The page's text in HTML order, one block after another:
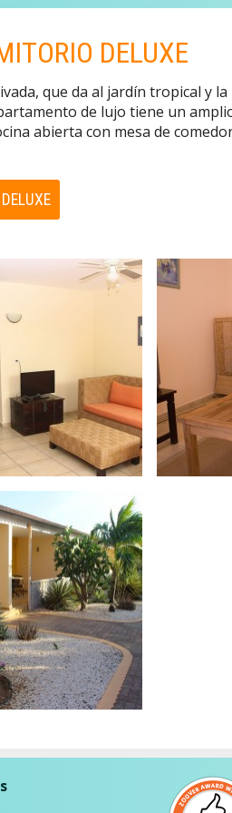
DELUXE
que da al jardín tropical y
de lujo tiene un
abierta con mesa de